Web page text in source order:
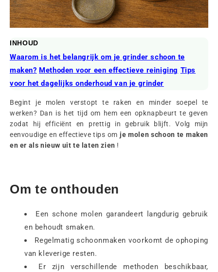
INHOUD
Waarom is het belangrijk om je grinder schoon te
maken? Methoden voor een effectieve reiniging Tips
voor het dagelijks onderhoud van je grinder
Begint je molen verstopt te raken en minder soepel te
werken? Dan is het tijd om hem een opknapbeurt te geven
zodat hij efficiënt en prettig in gebruik blijft. Volg mijn
eenvoudige en effectieve tips om je molen schoon te maken
en er als nieuw uit te laten zien !
Om te onthouden
Een schone molen garandeert langdurig gebruik
en behoudt smaken.
Regelmatig schoonmaken voorkomt de ophoping
van kleverige resten.
Er zijn verschillende methoden beschikbaar,